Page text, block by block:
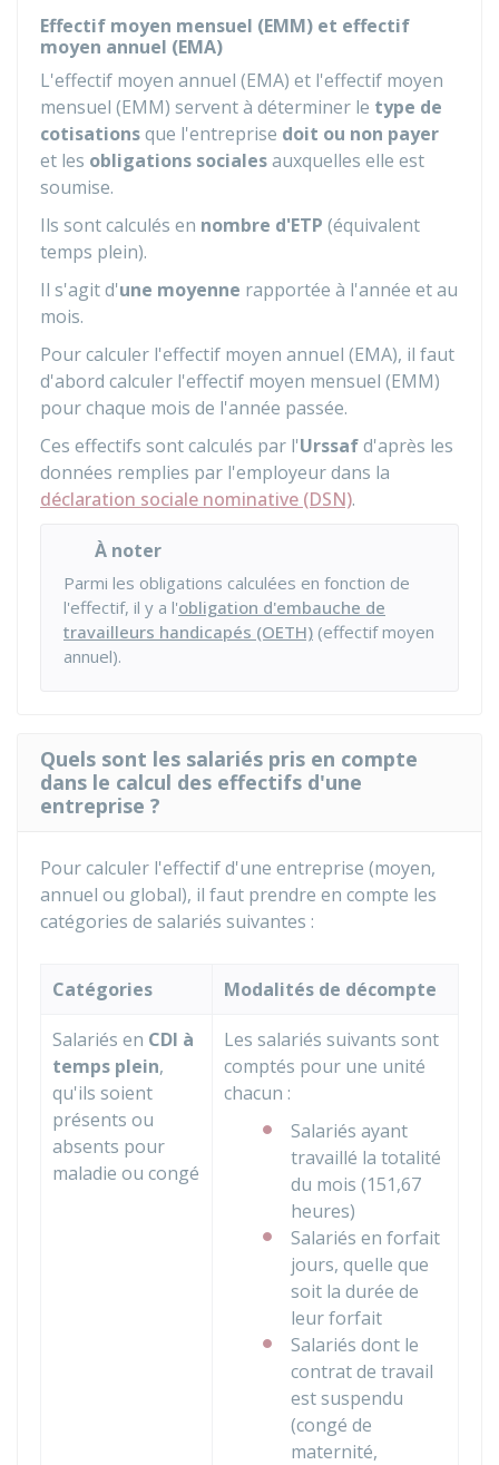
Effectif moyen mensuel (EMM) et effectif
moyen annuel (EMA)
L'effectif moyen annuel (EMA) et l'effectif moyen
mensuel (EMM) servent à déterminer le type de
cotisationsque l'entreprise doit ou non payer
et les obligations socialesauxquelles elle est
soumise.
Ils sont calculés en nombre d'ETP (équivalent
temps plein).
Il s'agit d'une moyenne rapportée à l'année et au
mois.
Pour calculer l'effectif moyen annuel (EMA), il faut
d'abord calculer l'effectif moyen mensuel (EMM)
pour chaque mois de l'année passée.
Ces effectifs sont calculés par l'Urssafd'après les
données remplies par l'employeur dans la
déclaration sociale nominative (DSN).
À noter
Parmi les obligations calculées en fonction de
l'effectif, il y a l'obligation d'embauche de
travailleurs handicapés (OETH) (effectif moyen
annuel).
Quels sont les salariés pris en compte
dans le calcul des effectifs d'une
entreprise ?
Pour calculer l'effectif d'une entreprise (moyen,
annuel ou global), il faut prendre en compte les
catégories de salariés suivantes :
Catégories Modalités de décompte
Salariés en CDI à
temps plein,
qu'ils soient
présents ou
absents pour
maladie ou congé
Les salariés suivants sont
comptés pour une unité
chacun :
Salariés ayant
travaillé la totalité
du mois (151,67
heures)
Salariés en forfait
jours, quelle que
soit la durée de
leur forfait
Salariés dont le
contrat de travail
est suspendu
(congé de
maternité,